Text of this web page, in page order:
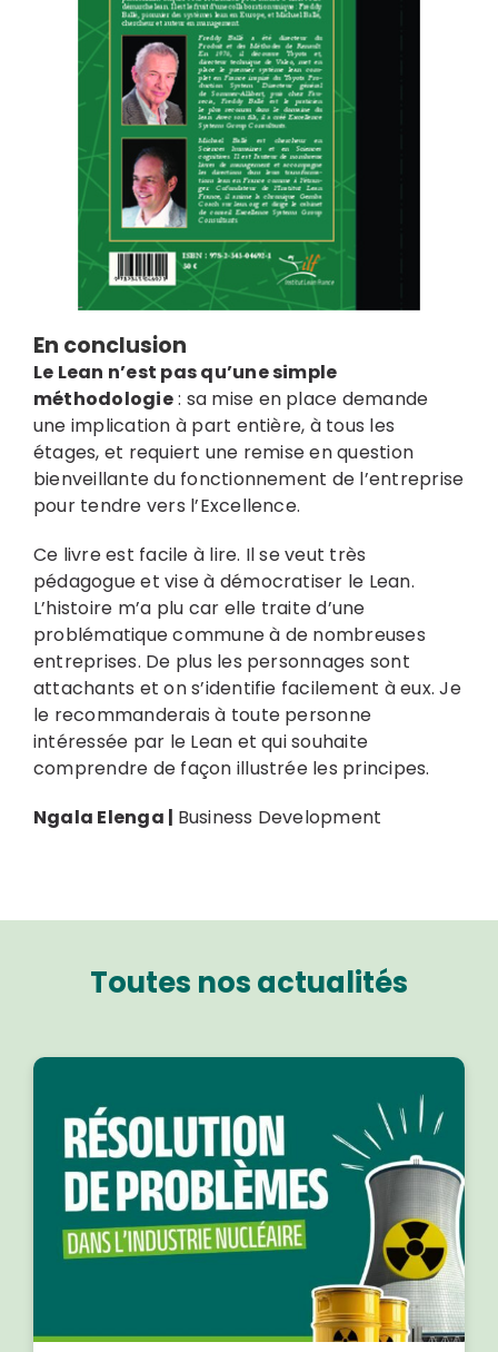
En conclusion
Le Lean n’est pas qu’une simple
méthodologie: sa mise en place demande
une implication à part entière, à tous les
étages, et requiert une remise en question
bienveillante du fonctionnement de l’entreprise
pour tendre vers l’Excellence.
Ce livre est facile à lire. Il se veut très
pédagogue et vise à démocratiser le Lean.
L’histoire m’a plu car elle traite d’une
problématique commune à de nombreuses
entreprises. De plus les personnages sont
attachants et on s’identifie facilement à eux. Je
le recommanderais à toute personne
intéressée par le Lean et qui souhaite
comprendre de façon illustrée les principes.
Ngala Elenga | Business Development
Toutes nos actualités